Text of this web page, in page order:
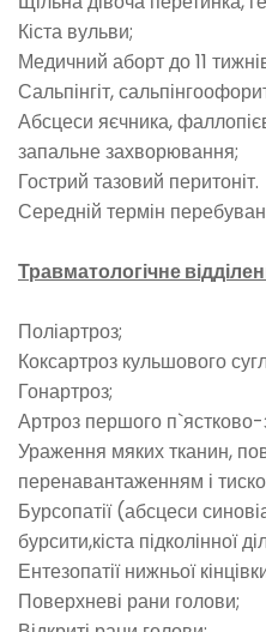
Кіста вульви;
Медичний аборт до 11
Сальпінгіт,
Абсцеси яєчника,
запальне захворювання;
Гострий тазовий перитоніт.
Середній термін
Травматологічне
Поліартроз;
Коксартроз кульшового
Гонартроз;
Артроз першого п`ястково-
Ураження мяких тканин,
перенавантаженням і
Бурсопатії (абсцеси
бурсити,кіста підколінної
Ентезопатії нижньої
Поверхневі рани голови;